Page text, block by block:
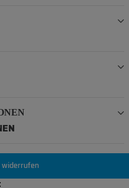
widerrufen